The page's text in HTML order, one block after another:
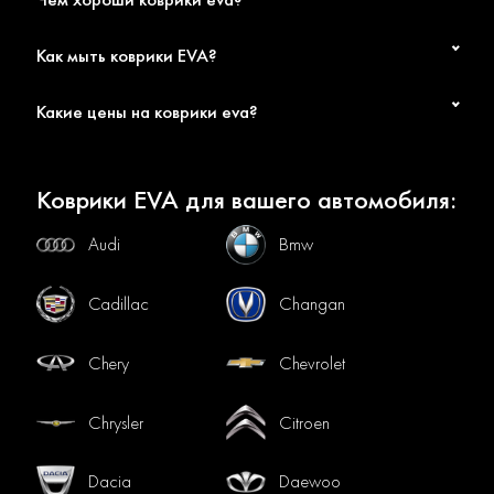
Как мыть коврики EVA?
Какие цены на коврики eva?
Коврики EVA для вашего автомобиля:
Audi Bmw
Cadillac Changan
Chery Chevrolet
Chrysler Citroen
Dacia Daewoo